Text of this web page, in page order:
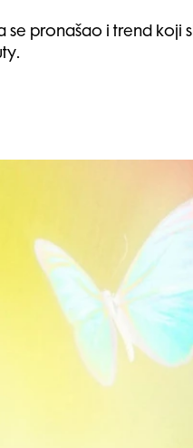
pronašao i trend koji